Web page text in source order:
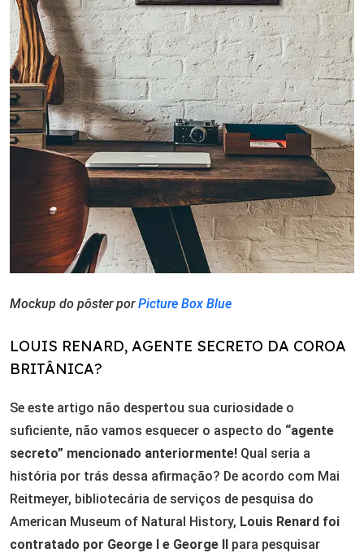
Mockup do pôster porPicture Box Blue
LOUIS RENARD, AGENTE SECRETO DA COROA
BRITÂNICA?
Se este artigo não despertou sua curiosidade o
suficiente, não vamos esquecer o aspecto do “agente
secreto” mencionado anteriormente! Qual seria a
história por trás dessa afirmação? De acordo com Mai
Reitmeyer, bibliotecária de serviços de pesquisa do
American Museum of Natural History, Louis Renard foi
contratado por George I e George II para pesquisar